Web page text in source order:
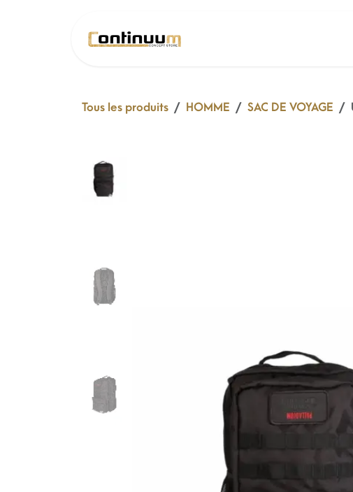
Tous les produits HOMME SAC DE VOYAGE